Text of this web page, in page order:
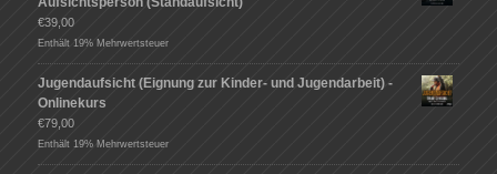
€39,00
Enthält 19% Mehrwertsteuer
Jugendaufsicht (Eignung zur Kinder- und Jugendarbeit) -
Onlinekurs
€79,00
Enthält 19% Mehrwertsteuer